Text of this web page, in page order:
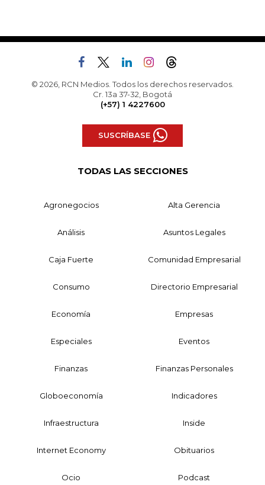
© 2026, RCN Medios. Todos los derechos reservados.
Cr. 13a 37-32, Bogotá
(+57) 1 4227600
SUSCRÍBASE
TODAS LAS SECCIONES
Agronegocios Alta Gerencia
Análisis Asuntos Legales
Caja Fuerte Comunidad Empresarial
Consumo Directorio Empresarial
Economía Empresas
Especiales Eventos
Finanzas Finanzas Personales
Globoeconomía Indicadores
Infraestructura Inside
Internet Economy Obituarios
Ocio Podcast